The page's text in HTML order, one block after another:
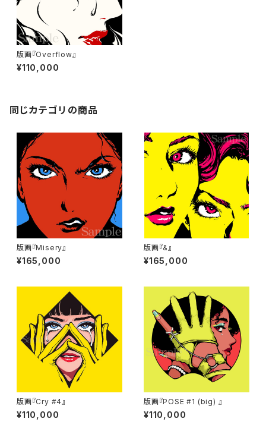
版画『Overflow』
¥110,000
同じカテゴリの商品
版画『Misery』
¥165,000
版画『&』
¥165,000
版画『Cry #4』
¥110,000
版画『POSE #1 (big) 』
¥110,000